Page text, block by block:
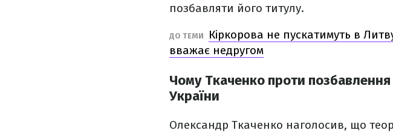
позбавляти його титулу.
ДО ТЕМИ
Кіркорова не пускатимуть в
вважає недругом
Чому Ткаченко проти
України
Олександр Ткаченко наголосив, що